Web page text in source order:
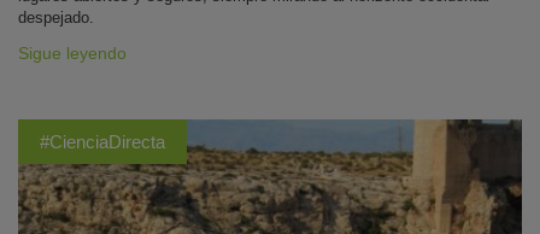
despejado.
Sigue leyendo
#CienciaDirecta